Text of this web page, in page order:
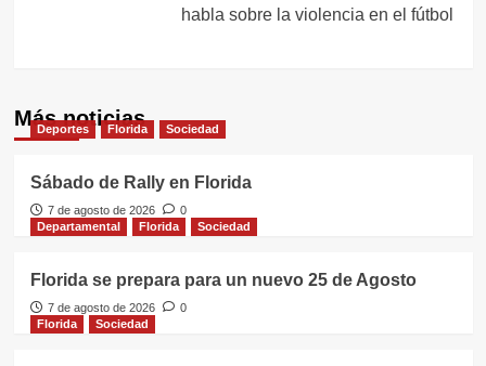
habla sobre la violencia en el fútbol
Más noticias
Deportes Florida Sociedad
Sábado de Rally en Florida
7 de agosto de 2026
0
Departamental
Florida Sociedad
Florida se prepara para un nuevo 25 de Agosto
7 de agosto de 2026
0
Florida
Sociedad